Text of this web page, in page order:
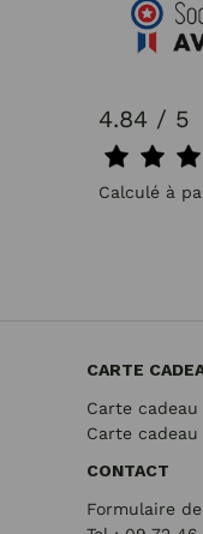
4.84 / 5
Calculé à
CARTE
Carte
Carte
CONTACT
Formulaire